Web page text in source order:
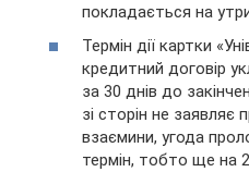
покладається на
Термін дії картки
кредитний договір
за 30 днів до
зі сторін не
взаємини, угода
термін, тобто ще на